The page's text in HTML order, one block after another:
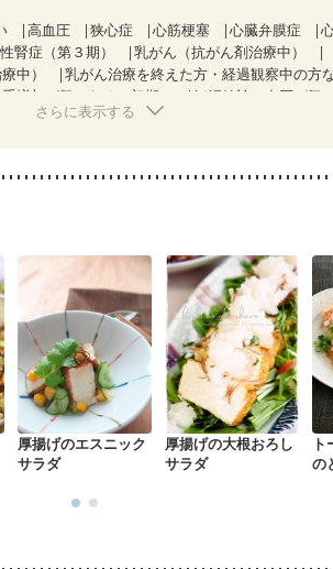
高血圧 狭心症 心筋梗塞 心臓弁膜症
腎症（第３期）
乳がん（抗がん剤治療中）
中）
乳がん治療を終えた方・経過観察中の方
増加が気になる（初期）
妊婦健診・血圧が気
血圧(中期) 妊娠糖尿病(初期)
さらに表示する
厚揚げのエスニック
サラダ
厚揚げの大根おろし
サラダ
の